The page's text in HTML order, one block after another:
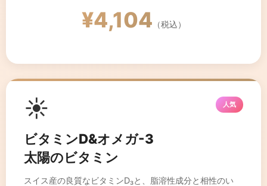
✓ 読書や細かい作業が多い方
✓ 目の健康を維持したい方
¥4,104 （税込）
☀️ 人気
ビタミンD&オメガ-3
太陽のビタミン
スイス産の良質なビタミンD₃と、脂溶性成分と相性のい